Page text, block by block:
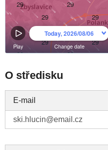
O středisku
E-mail
ski.hlucin@email.cz